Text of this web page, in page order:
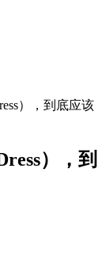
），到底应该
），到